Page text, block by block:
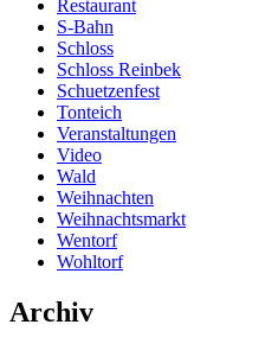
Restaurant
S-Bahn
Schloss
Schloss Reinbek
Schuetzenfest
Tonteich
Veranstaltungen
Video
Wald
Weihnachten
Weihnachtsmarkt
Wentorf
Wohltorf
Archiv